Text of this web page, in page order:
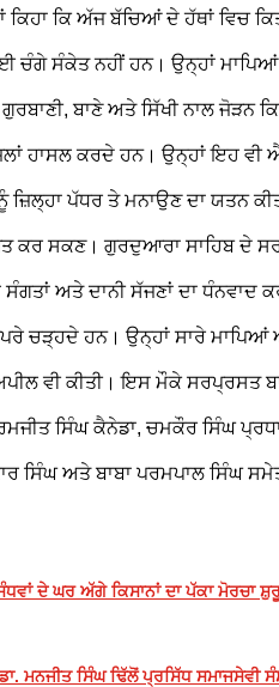
ਕਿਹਾ ਕਿ ਅੱਜ ਬੱਚਿਆਂ ਦੇ ਹੱਥਾਂ ਵਿਚ
ਚੰਗੇ ਸੰਕੇਤ ਨਹੀਂ ਹਨ। ਉਨ੍ਹਾਂ
ਗੁਰਬਾਣੀ, ਬਾਣੇ ਅਤੇ ਸਿੱਖੀ ਨਾਲ ਜੋੜਨ
ਹਾਸਲ ਕਰਦੇ ਹਨ। ਉਨ੍ਹਾਂ ਇਹ ਵੀ
ਜ਼ਿਲ੍ਹਾ ਪੱਧਰ ਤੇ ਮਨਾਉਣ ਦਾ ਯਤਨ
ਕਰ ਸਕਣ। ਗੁਰਦੁਆਰਾ ਸਾਹਿਬ ਦੇ
ਅਤੇ ਦਾਨੀ ਸੱਜਣਾਂ ਦਾ ਧੰਨਵਾਦ
ਚੜ੍ਹਦੇ ਹਨ। ਉਨ੍ਹਾਂ ਸਾਰੇ
ਵੀ ਕੀਤੀ। ਇਸ ਮੌਕੇ ਸਰਪ੍ਰਸਤ
ਸਿੰਘ ਕੈਨੇਡਾ, ਚਮਕੌਰ ਸਿੰਘ
ਸਿੰਘ ਅਤੇ ਬਾਬਾ ਪਰਮਪਾਲ ਸਿੰਘ
ਦੇ ਘਰ ਅੱਗੇ ਕਿਸਾਨਾਂ ਦਾ ਪੱਕਾ ਮੋਰਚਾ
ਮਨਜੀਤ ਸਿੰਘ ਢਿੱਲੋਂ ਪ੍ਰਸਿੱਧ ਸਮਾਜਸੇਵੀ